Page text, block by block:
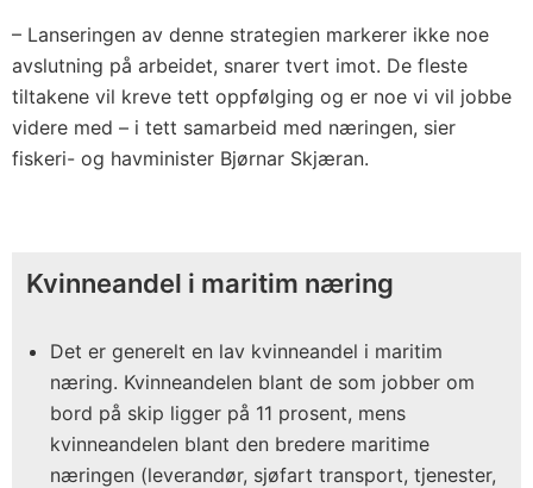
– Lanseringen av denne strategien markerer ikke noe
avslutning på arbeidet, snarer tvert imot. De fleste
tiltakene vil kreve tett oppfølging og er noe vi vil jobbe
videre med – i tett samarbeid med næringen, sier
fiskeri- og havminister Bjørnar Skjæran.
Kvinneandel i maritim næring
Det er generelt en lav kvinneandel i maritim
næring. Kvinneandelen blant de som jobber om
bord på skip ligger på 11 prosent, mens
kvinneandelen blant den bredere maritime
næringen (leverandør, sjøfart transport, tjenester,